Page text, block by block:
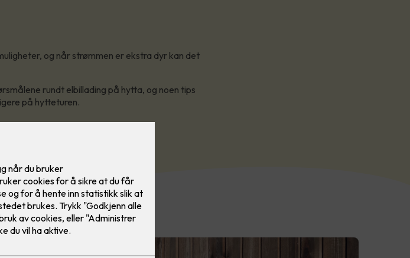
og når strømmen er ekstra dyr kan det
rundt elbillading på hytta, og noen tips
på hytteturen.